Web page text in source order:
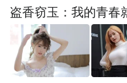
盗香窃玉：我的青春